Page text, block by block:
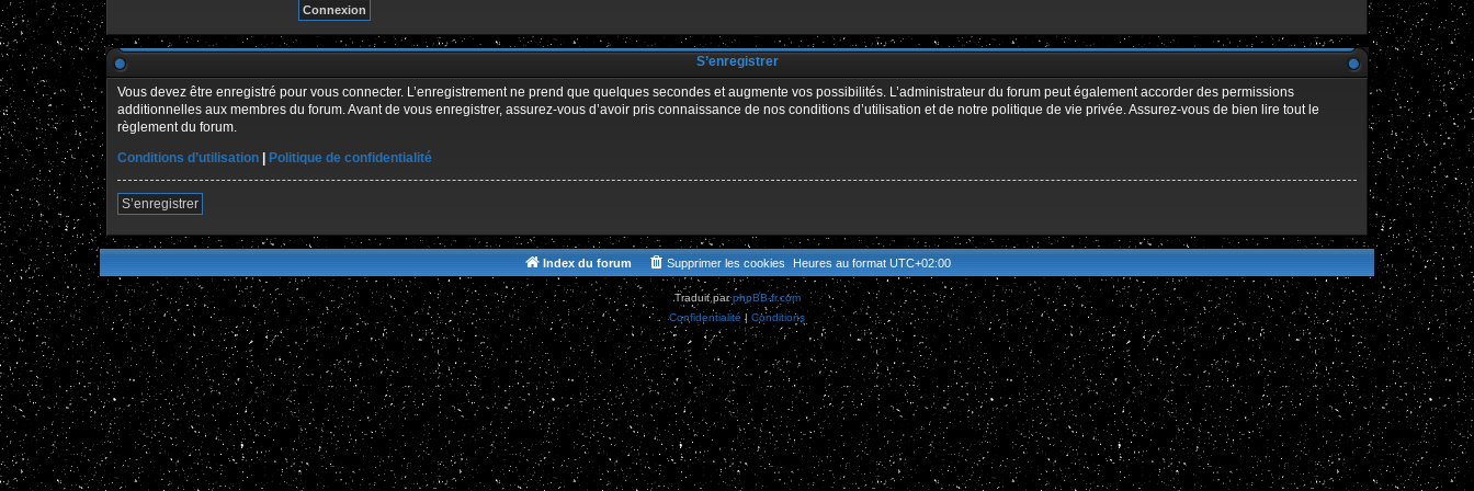
S’enregistrer
Vous devez être enregistré pour vous connecter. L’enregistrement ne prend que quelques secondes et augmente vos possibilités. L’administrateur du forum peut également accorder des permissions
additionnelles aux membres du forum. Avant de vous enregistrer, assurez-vous d’avoir pris connaissance de nos conditions d’utilisation et de notre politique de vie privée. Assurez-vous de bien lire tout le
règlement du forum.
Conditions d’utilisation
Politique de confidentialité
S’enregistrer
Index du forum Heures au format UTC+02:00
Supprimer les cookies
Traduit parphpBB-fr.com
Confidentialité | Conditions